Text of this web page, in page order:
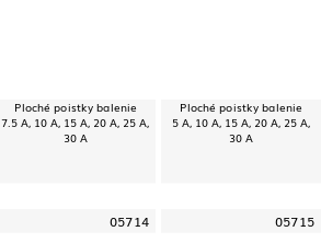
Ploché poistky balenie
7.5 A, 10 A, 15 A, 20 A, 25 A,
30 A
Ploché poistky balenie
5 A, 10 A, 15 A, 20 A, 25 A,
30 A
05714 05715